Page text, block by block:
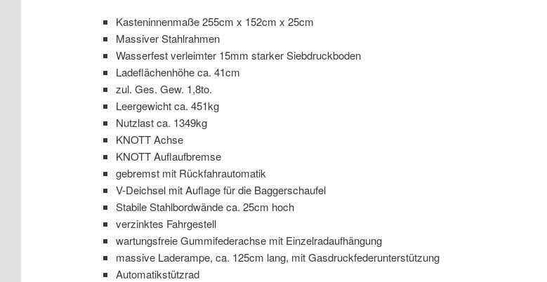
Kasteninnenmaße 255cm x 152cm x 25cm
Massiver Stahlrahmen
Wasserfest verleimter 15mm starker Siebdruckboden
Ladeflächenhöhe ca. 41cm
zul. Ges. Gew. 1,8to.
Leergewicht ca. 451kg
Nutzlast ca. 1349kg
KNOTT Achse
KNOTT Auflaufbremse
gebremst mit Rückfahrautomatik
V-Deichsel mit Auflage für die Baggerschaufel
Stabile Stahlbordwände ca. 25cm hoch
verzinktes Fahrgestell
wartungsfreie Gummifederachse mit Einzelradaufhängung
massive Laderampe, ca. 125cm lang, mit Gasdruckfederunterstützung
Automatikstützrad